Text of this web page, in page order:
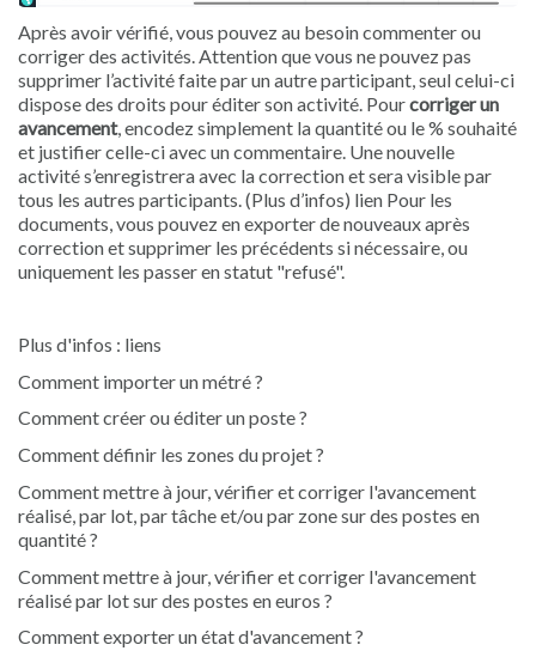
Après avoir vérifié, vous pouvez au besoin commenter ou
corriger des activités. Attention que vous ne pouvez pas
supprimer l’activité faite par un autre participant, seul celui-ci
dispose des droits pour éditer son activité. Pourcorriger un
avancement, encodez simplement la quantité ou le % souhaité
et justifier celle-ci avec un commentaire. Une nouvelle
activité s’enregistrera avec la correction et sera visible par
tous les autres participants. (Plus d’infos) lien Pour les
documents, vous pouvez en exporter de nouveaux après
correction et supprimer les précédents si nécessaire, ou
uniquement les passer en statut "refusé".
Plus d'infos : liens
Comment importer un métré ?
Comment créer ou éditer un poste ?
Comment définir les zones du projet ?
Comment mettre à jour, vérifier et corriger l'avancement
réalisé, par lot, par tâche et/ou par zone sur des postes en
quantité ?
Comment mettre à jour, vérifier et corriger l'avancement
réalisé par lot sur des postes en euros ?
Comment exporter un état d'avancement ?